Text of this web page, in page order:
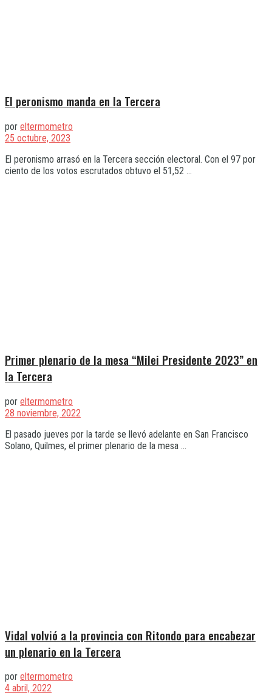
El peronismo manda en la Tercera
por eltermometro
25 octubre, 2023
El peronismo arrasó en la Tercera sección electoral. Con el 97 por
ciento de los votos escrutados obtuvo el 51,52 ...
Primer plenario de la mesa “Milei Presidente 2023” en
la Tercera
por eltermometro
28 noviembre, 2022
El pasado jueves por la tarde se llevó adelante en San Francisco
Solano, Quilmes, el primer plenario de la mesa ...
Vidal volvió a la provincia con Ritondo para encabezar
un plenario en la Tercera
por eltermometro
4 abril, 2022